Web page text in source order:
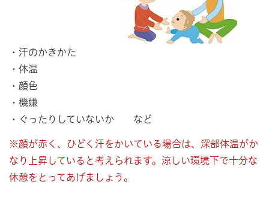
・汗のかきかた
・体温
・顔色
・機嫌
・ぐったりしていないか など
※顔が赤く、ひどく汗をかいている場合は、深部体温がか
なり上昇していると考えられます。涼しい環境下で十分な
休憩をとってあげましょう。